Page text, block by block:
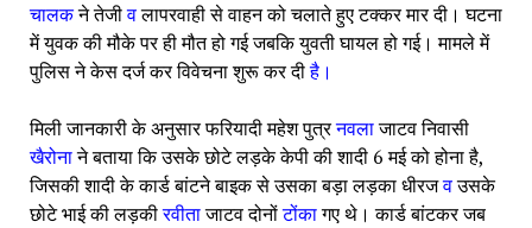
चालक ने तेजी व लापरवाही से वाहन को चलाते हुए टक्कर मार दी। घटना
में युवक की मौके पर ही मौत हो गई जबकि युवती घायल हो गई। मामले में
पुलिस ने केस दर्ज कर विवेचना शुरू कर दी है।
मिली जानकारी के अनुसार फरियादी महेश पुत्र नवला
जाटव निवासी
खैरोना ने बताया कि उसके छोटे लड़के केपी की शादी 6 मई को होना है,
जिसकी शादी के कार्ड बांटने बाइक से उसका बड़ा लड़का धीरज व उसके
छोटे भाई की लड़की रवीता जाटव दोनों टोंका गए थे। कार्ड बांटकर जब